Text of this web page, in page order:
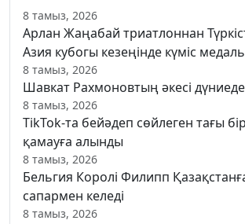
8 тамыз, 2026
Арлан Жаңабай триатлоннан
Азия кубогы кезеңінде күміс
8 тамыз, 2026
Шавкат Рахмоновтың әкесі
8 тамыз, 2026
TikTok-та бейәдеп сөйлеген тағы
қамауға алынды
8 тамыз, 2026
Бельгия Королі Филипп
сапармен келеді
8 тамыз, 2026